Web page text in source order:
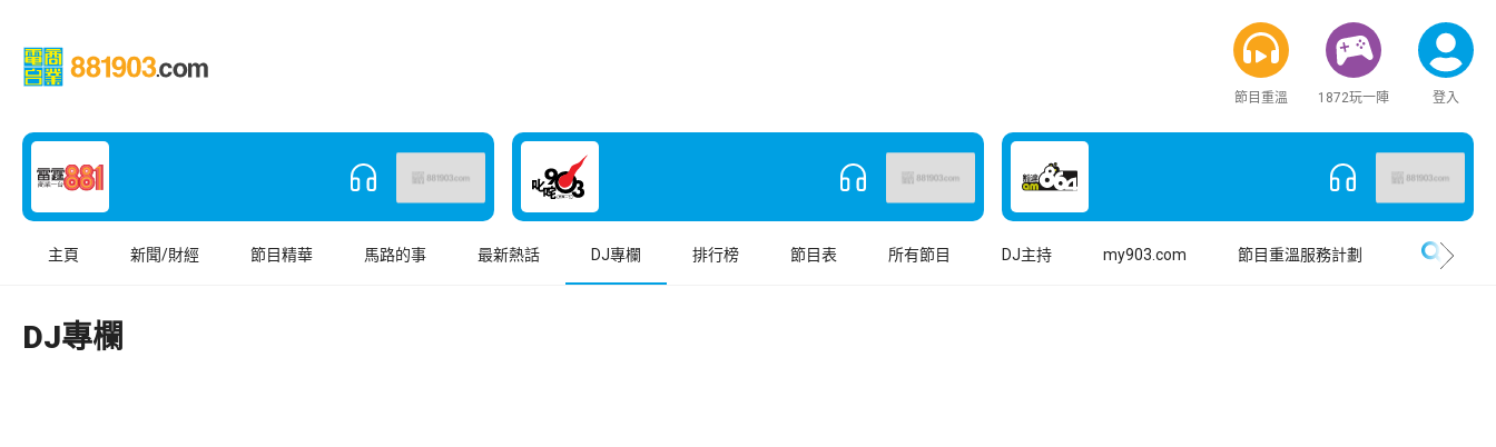
節目重溫 1872玩一陣 登入
主頁 新聞/財經 節目精華 馬路的事 最新熱話 DJ專欄 排行榜 節目表 所有節目 DJ主持 my903.com 節目重溫服務計劃
DJ專欄